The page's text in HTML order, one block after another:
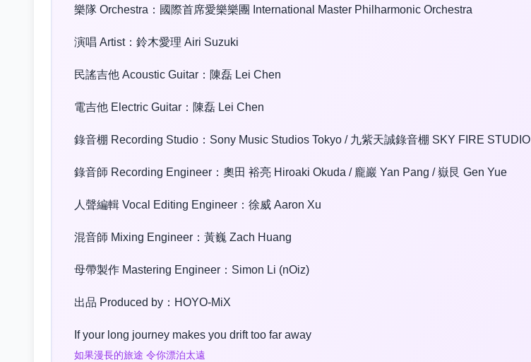
樂隊 Orchestra：國際首席愛樂樂團 International Master Philharmonic Orchestra
演唱 Artist：鈴木愛理 Airi Suzuki
民謠吉他 Acoustic Guitar：陳磊 Lei Chen
電吉他 Electric Guitar：陳磊 Lei Chen
錄音棚 Recording Studio：Sony Music Studios Tokyo / 九紫天誠錄音棚 SKY FIRE STUDIO
錄音師 Recording Engineer：奧田 裕亮 Hiroaki Okuda / 龐巖 Yan Pang / 嶽艮 Gen Yue
人聲編輯 Vocal Editing Engineer：徐威 Aaron Xu
混音師 Mixing Engineer：黃巍 Zach Huang
母帶製作 Mastering Engineer：Simon Li (nOiz)
出品 Produced by：HOYO-MiX
If your long journey makes you drift too far away
如果漫長的旅途 令你漂泊太遠